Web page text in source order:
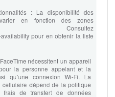
:La disponibilité des
en fonction des zones
Consultez
pour en obtenir la liste
nécessitent un appareil
la personne appelant et la
qu’une connexion Wi‑Fi. La
dépend de la politique
de transfert de données